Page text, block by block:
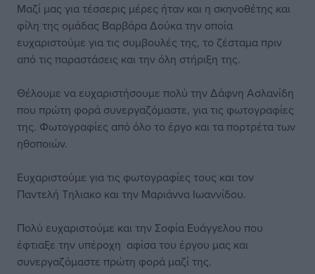
Μαζί μας για τέσσερις μέρες ήταν και η σκηνοθέτης και
φίλη της ομάδας Βαρβάρα Δούκα την οποία
ευχαριστούμε για τις συμβουλές της, το ζέσταμα πριν
από τις παραστάσεις και την όλη στήριξη της.
Θέλουμε να ευχαριστήσουμε πολύ την Δάφνη Ασλανίδη
που πρώτη φορά συνεργαζόμαστε, για τις φωτογραφίες
της. Φωτογραφίες από όλο το έργο και τα πορτρέτα των
ηθοποιών.
Ευχαριστούμε για τις φωτογραφίες τους και τον
Παντελή Τηλιακο και την Μαριάννα Ιωαννίδου.
Πολύ ευχαριστούμε και την Σοφία Ευάγγελου που
έφτιαξε την υπέροχη αφίσα του έργου μας και
συνεργαζόμαστε πρώτη φορά μαζί της.